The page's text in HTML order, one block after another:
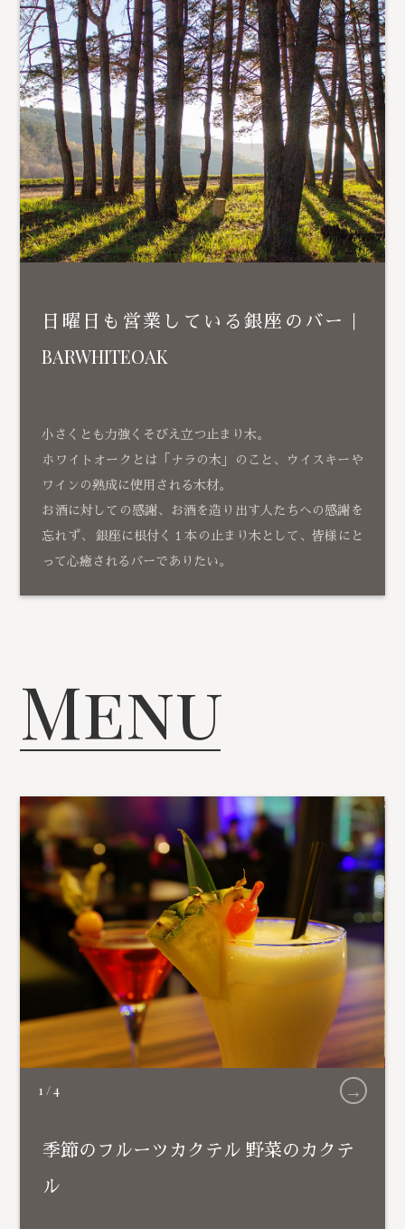
日曜日も営業している銀座のバー｜
BARWHITEOAK
小さくとも力強くそびえ立つ止まり木。
ホワイトオークとは「ナラの木」のこと、ウイスキーや
ワインの熟成に使用される木材。
お酒に対しての感謝、お酒を造り出す人たちへの感謝を
忘れず、 銀座に根付く１本の止まり木として、皆様にと
って心癒されるバーでありたい。
Menu
1 /4 →
季節のフルーツカクテル 野菜のカクテ
ル